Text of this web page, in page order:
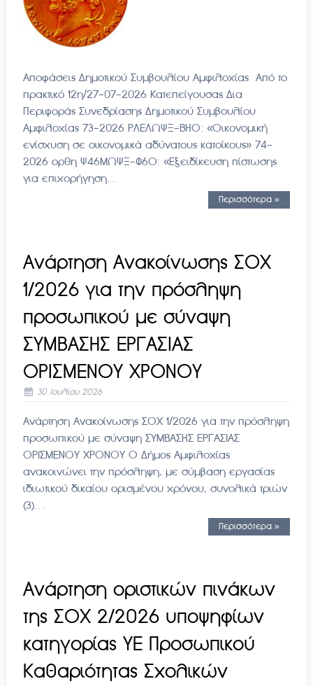
Αποφάσεις Δημοτικού Συμβουλίου Αμφιλοχίας Από το
πρακτικό 12η/27-07-2026 Κατεπείγουσας Δια
Περιφοράς Συνεδρίασης Δημοτικού Συμβουλίου
Αμφιλοχίας 73-2026 ΡΛΕΛΩΨΞ-ΒΗΟ: «Οικονομική
ενίσχυση σε οικονομικά αδύνατους κατοίκους» 74-
2026 ορθη Ψ46ΜΩΨΞ-Φ6Ο: «Εξειδίκευση πίστωσης
για επιχορήγηση…
Περισσότερα »
Ανάρτηση Ανακοίνωσης ΣΟΧ
1/2026 για την πρόσληψη
προσωπικού με σύναψη
ΣΥΜΒΑΣΗΣ ΕΡΓΑΣΙΑΣ
ΟΡΙΣΜΕΝΟΥ ΧΡΟΝΟΥ
30 Ιουλίου 2026
Ανάρτηση Ανακοίνωσης ΣΟΧ 1/2026 για την πρόσληψη
προσωπικού με σύναψη ΣΥΜΒΑΣΗΣ ΕΡΓΑΣΙΑΣ
ΟΡΙΣΜΕΝΟΥ ΧΡΟΝΟΥ Ο Δήμος Αμφιλοχίας
ανακοινώνει την πρόσληψη, με σύμβαση εργασίας
ιδιωτικού δικαίου ορισμένου χρόνου, συνολικά τριών
(3)…
Περισσότερα »
Ανάρτηση οριστικών πινάκων
της ΣΟΧ 2/2026 υποψηφίων
κατηγορίας ΥΕ Προσωπικού
Καθαριότητας Σχολικών